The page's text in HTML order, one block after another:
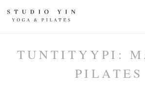
sisällöön
Studio
Studio
Yin
kokonaisvaltaiseen
kehonhuoltoon
TUNTITYYPI:
PILATES